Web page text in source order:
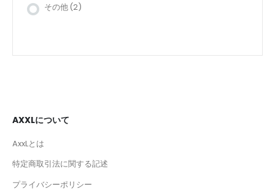
その他 (2)
AXXLについて
AxxLとは
特定商取引法に関する記述
プライバシーポリシー